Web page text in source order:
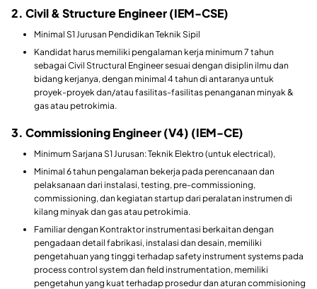
2. Civil & Structure Engineer (IEM-CSE)
Minimal S1 Jurusan Pendidikan Teknik Sipil
Kandidat harus memiliki pengalaman kerja minimum 7 tahun
sebagai Civil Structural Engineer sesuai dengan disiplin ilmu dan
bidang kerjanya, dengan minimal 4 tahun di antaranya untuk
proyek-proyek dan/atau fasilitas-fasilitas penanganan minyak &
gas atau petrokimia.
3. Commissioning Engineer (V4) (IEM-CE)
Minimum Sarjana S1 Jurusan: Teknik Elektro (untuk electrical),
Minimal 6 tahun pengalaman bekerja pada perencanaan dan
pelaksanaan dari instalasi, testing, pre-commissioning,
commissioning, dan kegiatan startup dari peralatan instrumen di
kilang minyak dan gas atau petrokimia.
Familiar dengan Kontraktor instrumentasi berkaitan dengan
pengadaan detail fabrikasi, instalasi dan desain, memiliki
pengetahuan yang tinggi terhadap safety instrument systems pada
process control system dan field instrumentation, memiliki
pengetahun yang kuat terhadap prosedur dan aturan commisioning